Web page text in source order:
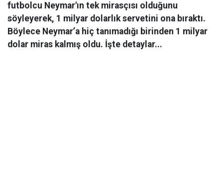
futbolcu Neymar'ın tek mirasçısı olduğunu
söyleyerek, 1 milyar dolarlık servetini ona bıraktı.
Böylece Neymar’a hiç tanımadığı birinden 1 milyar
dolar miras kalmış oldu. İşte detaylar...